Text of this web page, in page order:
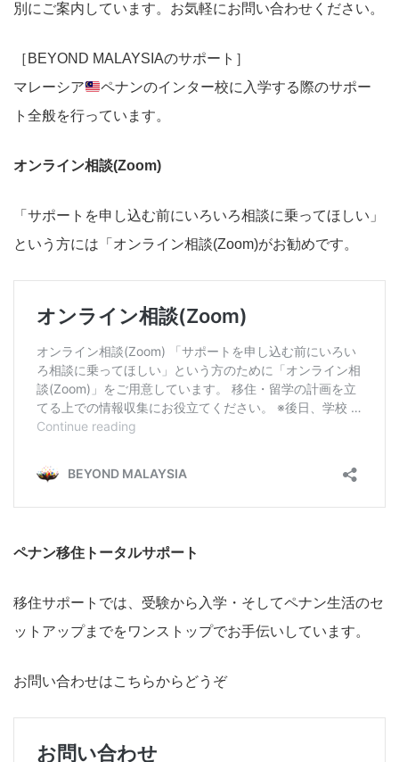
別にご案内しています。お気軽にお問い合わせください。
［BEYOND MALAYSIAのサポート］
マレーシア
ペナンのインター校に入学する際のサポー
ト全般を行っています。
オンライン相談(Zoom)
「サポートを申し込む前にいろいろ相談に乗ってほしい」
という方には「オンライン相談(Zoom)がお勧めです。
ペナン移住トータルサポート
移住サポートでは、受験から入学・そしてペナン生活のセ
ットアップまでをワンストップでお手伝いしています。
お問い合わせはこちらからどうぞ